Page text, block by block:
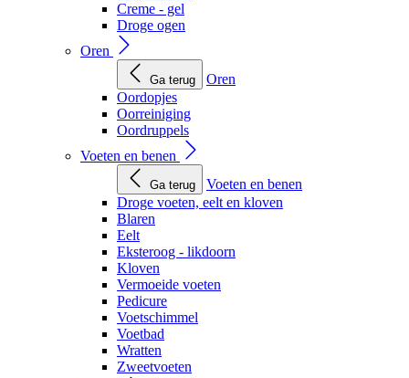
Creme - gel
Droge ogen
Oren
Ga terug
Oren
Oordopjes
Oorreiniging
Oordruppels
Voeten en benen
Ga terug
Voeten en benen
Droge voeten, eelt en kloven
Blaren
Eelt
Eksteroog - likdoorn
Kloven
Vermoeide voeten
Pedicure
Voetschimmel
Voetbad
Wratten
Zweetvoeten